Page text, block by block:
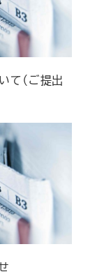
て（ご提出